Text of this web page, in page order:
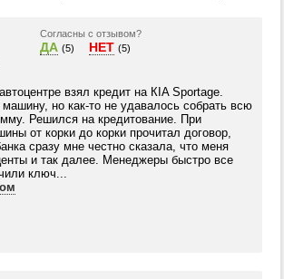
Согласны с отзывом?
ДА (5) НЕТ (5)
взял кредит на КIA Sportage.
но как-то не удавалось собрать всю
Решился на кредитование. При
от корки до корки прочитал договор,
сразу мне честно сказала, что меня
и так далее. Менеджеры быстро все
ключ...